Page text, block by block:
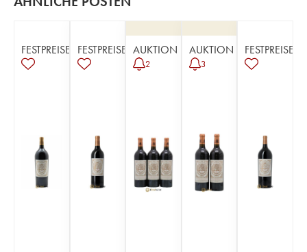
FESTPREISE FESTPREISE AUKTION
2
AUKTION
3
FESTPREISE